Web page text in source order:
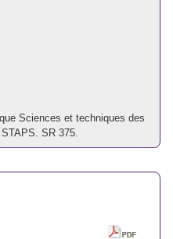
Sciences et techniques des
SR 375.